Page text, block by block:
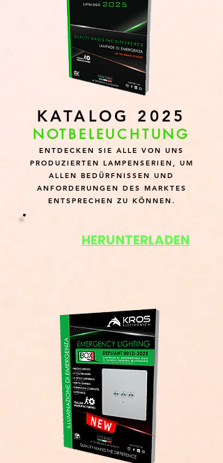
KATALOG 2025
NOTBELEUCHTUNG
ENTDECKEN SIE ALLE VON UNS
PRODUZIERTEN LAMPENSERIEN, UM
ALLEN BEDÜRFNISSEN UND
ANFORDERUNGEN DES MARKTES
ENTSPRECHEN ZU KÖNNEN.
HERUNTERLADEN